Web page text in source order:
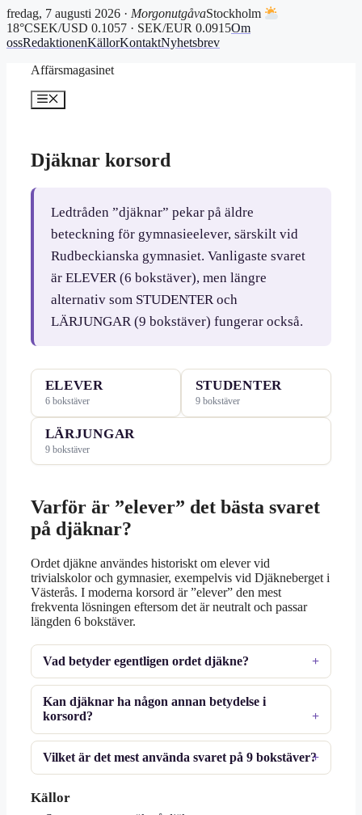
fredag, 7 augusti 2026 · MorgonutgåvaStockholm
18°CSEK/USD 0.1057 · SEK/EUR 0.0915Om
ossRedaktionenKällorKontaktNyhetsbrev
Affärsmagasinet
Meny
Djäknar korsord
Ledtråden ”djäknar” pekar på äldre
beteckning för gymnasieelever, särskilt vid
Rudbeckianska gymnasiet. Vanligaste svaret
är ELEVER (6 bokstäver), men längre
alternativ som STUDENTER och
LÄRJUNGAR (9 bokstäver) fungerar också.
ELEVER
6 bokstäver
STUDENTER
9 bokstäver
LÄRJUNGAR
9 bokstäver
Varför är ”elever” det bästa svaret
på djäknar?
Ordet djäkne användes historiskt om elever vid
trivialskolor och gymnasier, exempelvis vid Djäkneberget i
Västerås. I moderna korsord är ”elever” den mest
frekventa lösningen eftersom det är neutralt och passar
längden 6 bokstäver.
Vad betyder egentligen ordet djäkne?
Kan djäknar ha någon annan betydelse i
korsord?
Vilket är det mest använda svaret på 9 bokstäver?
Källor